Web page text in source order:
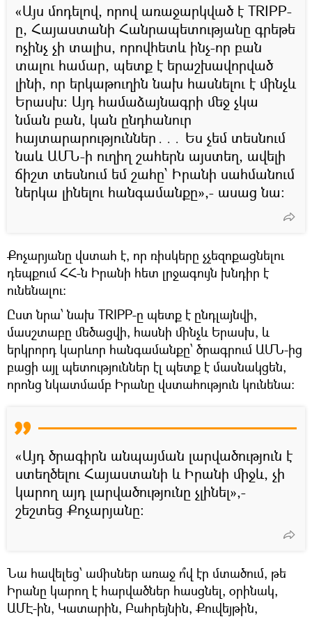
«Այս մոդելով, որով առաջարկված է TRIPP-
ը, Հայաստանի Հանրապետությանը գրեթե
ոչինչ չի տալիս, որովհետև ինչ-որ բան
տալու համար, պետք է երաշխավորված
լինի, որ երկաթուղին նախ հասնելու է մինչև
Երասխ։ Այդ համաձայնագրի մեջ չկա
նման բան, կան ընդհանուր
հայտարարություններ․․․ Ես չեմ տեսնում
նաև ԱՄՆ-ի ուղիղ շահերն այստեղ, ավելի
ճիշտ տեսնում եմ շահը՝ Իրանի սահմանում
ներկա լինելու հանգամանքը»,- ասաց նա։
Քոչարյանը վստահ է, որ ռիսկերը չչեզոքացնելու
դեպքում ՀՀ-ն Իրանի հետ լրջագույն խնդիր է
ունենալու։
Ըստ նրա՝ նախ TRIPP-ը պետք է ընդլայնվի,
մասշտաբը մեծացվի, հասնի մինչև Երասխ, և
երկրորդ կարևոր հանգամանքը՝ ծրագրում ԱՄՆ-ից
բացի այլ պետություններ էլ պետք է մասնակցեն,
որոնց նկատմամբ Իրանը վստահություն կունենա։
«Այդ ծրագիրն անպայման լարվածություն է
ստեղծելու Հայաստանի և Իրանի միջև, չի
կարող այդ լարվածությունը չլինել»,-
շեշտեց Քոչարյանը։
Նա հավելեց՝ ամիսներ առաջ ո՞վ էր մտածում, թե
Իրանը կարող է հարվածներ հասցնել, օրինակ,
ԱՄԷ-ին, Կատարին, Բահրեյնին, Քուվեյթին,